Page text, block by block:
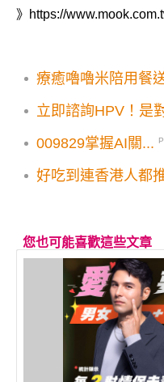
》 https://
療癒嚕嚕米陪用餐
立即諮詢HPV！是
009829掌握AI關...
好吃到連香港人都
您也可能喜歡這些文章